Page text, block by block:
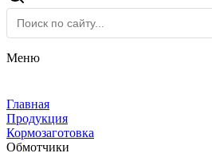
Меню
Главная
Продукция
Кормозаготовка
Обмотчики